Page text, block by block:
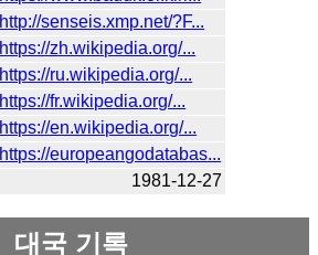
http://senseis.xmp.net/?F...
https://zh.wikipedia.org/...
https://ru.wikipedia.org/...
https://fr.wikipedia.org/...
https://en.wikipedia.org/...
https://europeangodatabas...
1981-12-27
대국 기록